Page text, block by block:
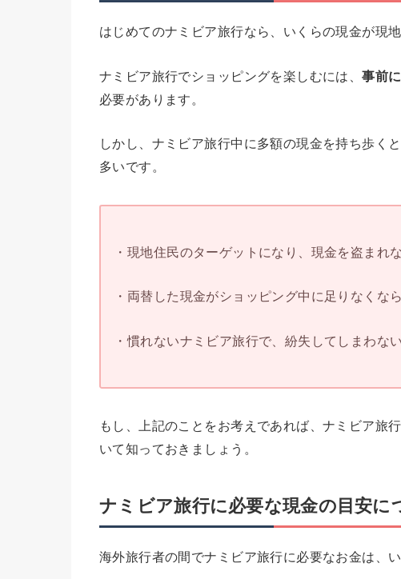
はじめてのナミビア旅行なら、いくらの現金が現
ナミビア旅行でショッピングを楽しむには、事前
必要があります。
しかし、ナミビア旅行中に多額の現金を持ち歩く
多いです。
・現地住民のターゲットになり、現金を盗まれ
・両替した現金がショッピング中に足りなくな
・慣れないナミビア旅行で、紛失してしまわない
もし、上記のことをお考えであれば、ナミビア旅
いて知っておきましょう。
ナミビア旅行に必要な現金の目安に
海外旅行者の間でナミビア旅行に必要なお金は、い